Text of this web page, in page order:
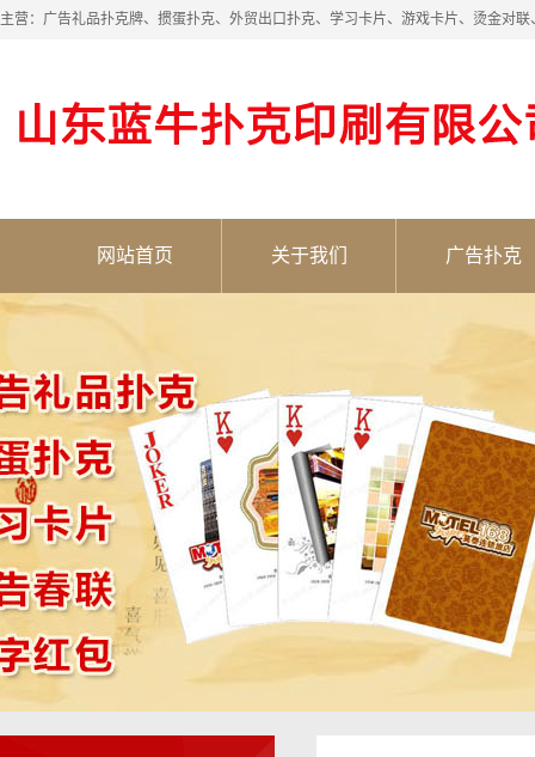
主营：广告礼品扑克牌、掼蛋扑克、外贸出口扑克、学习卡片、游戏卡片、烫金对联
网站首页 关于我们 广告扑克